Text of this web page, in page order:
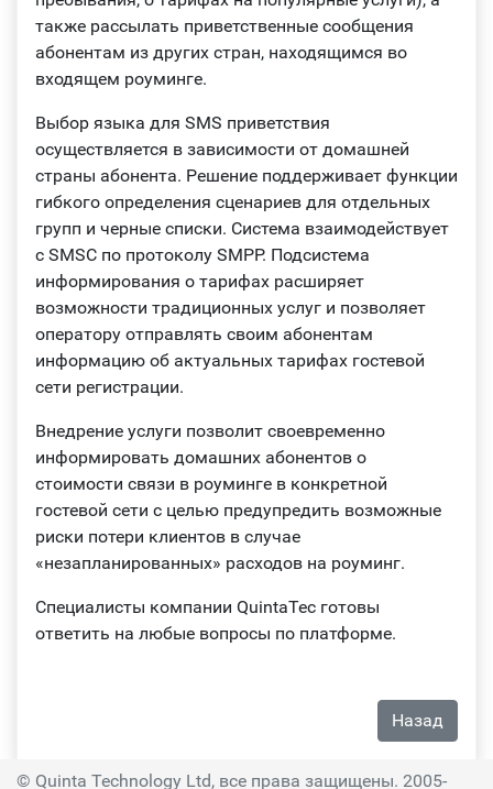
также рассылать приветственные сообщения
абонентам из других стран, находящимся во
входящем роуминге.
Выбор языка для SMS приветствия
осуществляется в зависимости от домашней
страны абонента. Решение поддерживает функции
гибкого определения сценариев для отдельных
групп и черные списки. Система взаимодействует
с SMSC по протоколу SMPP. Подсистема
информирования о тарифах расширяет
возможности традиционных услуг и позволяет
оператору отправлять своим абонентам
информацию об актуальных тарифах гостевой
сети регистрации.
Внедрение услуги позволит своевременно
информировать домашних абонентов о
стоимости связи в роуминге в конкретной
гостевой сети с целью предупредить возможные
риски потери клиентов в случае
«незапланированных» расходов на роуминг.
Специалисты компании QuintaTec готовы
ответить на любые вопросы по платформе.
Назад
© Quinta Technology Ltd, все права защищены. 2005-